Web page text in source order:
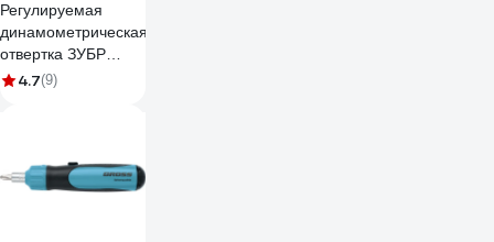
Регулируемая
динамометрическая
отвертка ЗУБР
Профессионал 1-6
4.7(9)